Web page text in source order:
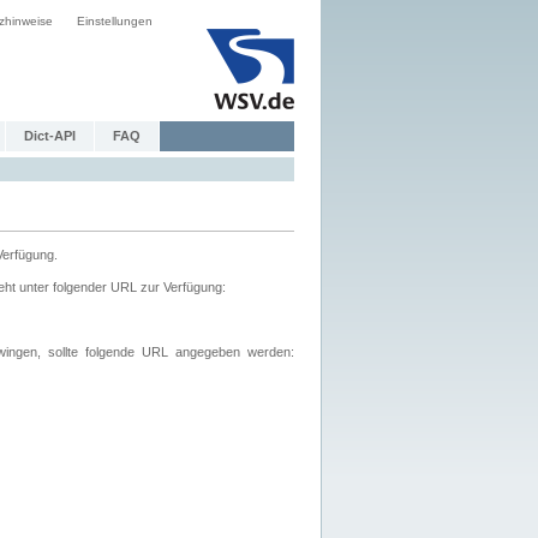
Einstellungen
Dict-API FAQ
unter folgender URL zur Verfügung:
sollte folgende URL angegeben werden: